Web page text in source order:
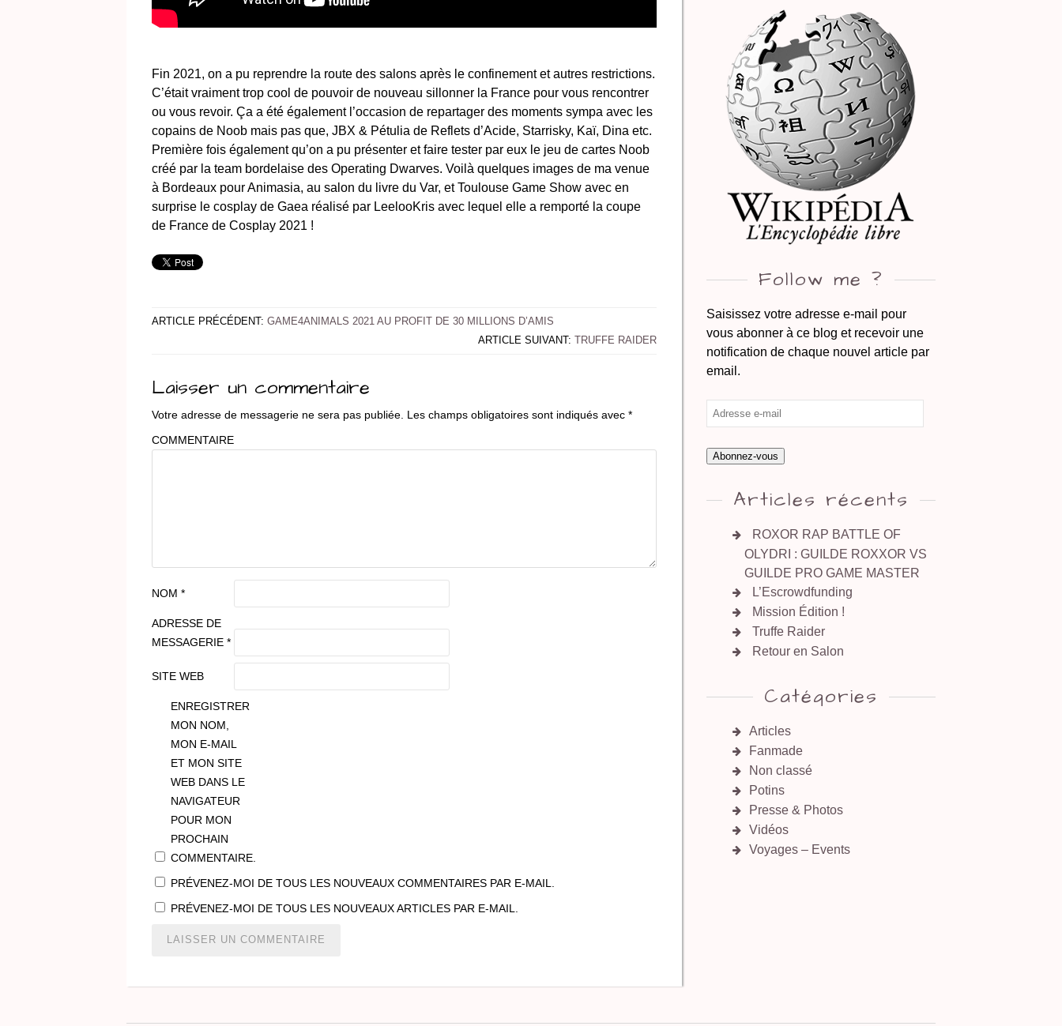
Fin 2021, on a pu reprendre la route des salons après le confinement et autres restrictions.
C’était vraiment trop cool de pouvoir de nouveau sillonner la France pour vous rencontrer
ou vous revoir. Ça a été également l’occasion de repartager des moments sympa avec les
copains de Noob mais pas que, JBX & Pétulia de Reflets d’Acide, Starrisky, Kaï, Dina etc.
Première fois également qu’on a pu présenter et faire tester par eux le jeu de cartes Noob
créé par la team bordelaise des Operating Dwarves. Voilà quelques images de ma venue
à Bordeaux pour Animasia, au salon du livre du Var, et Toulouse Game Show avec en
surprise le cosplay de Gaea réalisé par LeelooKris avec lequel elle a remporté la coupe
de France de Cosplay 2021 !
ARTICLE PRÉCÉDENT: GAME4ANIMALS 2021 AU PROFIT DE 30 MILLIONS D’AMIS
ARTICLE SUIVANT:TRUFFE RAIDER
Laisser un commentaire
Votre adresse de messagerie ne sera pas publiée. Les champs obligatoires sont indiqués avec *
COMMENTAIRE
NOM *
ADRESSE DE
MESSAGERIE *
SITE WEB
ENREGISTRER
MON NOM,
MON E-MAIL
ET MON SITE
WEB DANS LE
NAVIGATEUR
POUR MON
PROCHAIN
COMMENTAIRE.
PRÉVENEZ-MOI DE TOUS LES NOUVEAUX COMMENTAIRES PAR E-MAIL.
PRÉVENEZ-MOI DE TOUS LES NOUVEAUX ARTICLES PAR E-MAIL.
Follow me ?
Saisissez votre adresse e-mail pour
vous abonner à ce blog et recevoir une
notification de chaque nouvel article par
email.
Abonnez-vous
Articles récents
ROXOR RAP BATTLE OF
OLYDRI : GUILDE ROXXOR VS
GUILDE PRO GAME MASTER
L’Escrowdfunding
Mission Édition !
Truffe Raider
Retour en Salon
Catégories
Articles
Fanmade
Non classé
Potins
Presse & Photos
Vidéos
Voyages – Events